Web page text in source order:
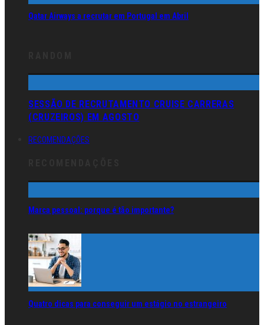
Qatar Airways a recrutar em Portugal em Abril
SESSÃO DE RECRUTAMENTO CRUISE CARRERAS
(CRUZEIROS) EM AGOSTO
RECOMENDAÇÕES
Marca pessoal: porque é tão importante?
Quatro dicas para conseguir um estágio no estrangeiro